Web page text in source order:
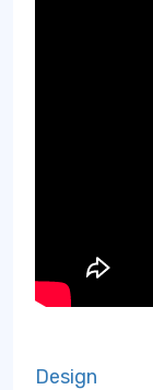
Design